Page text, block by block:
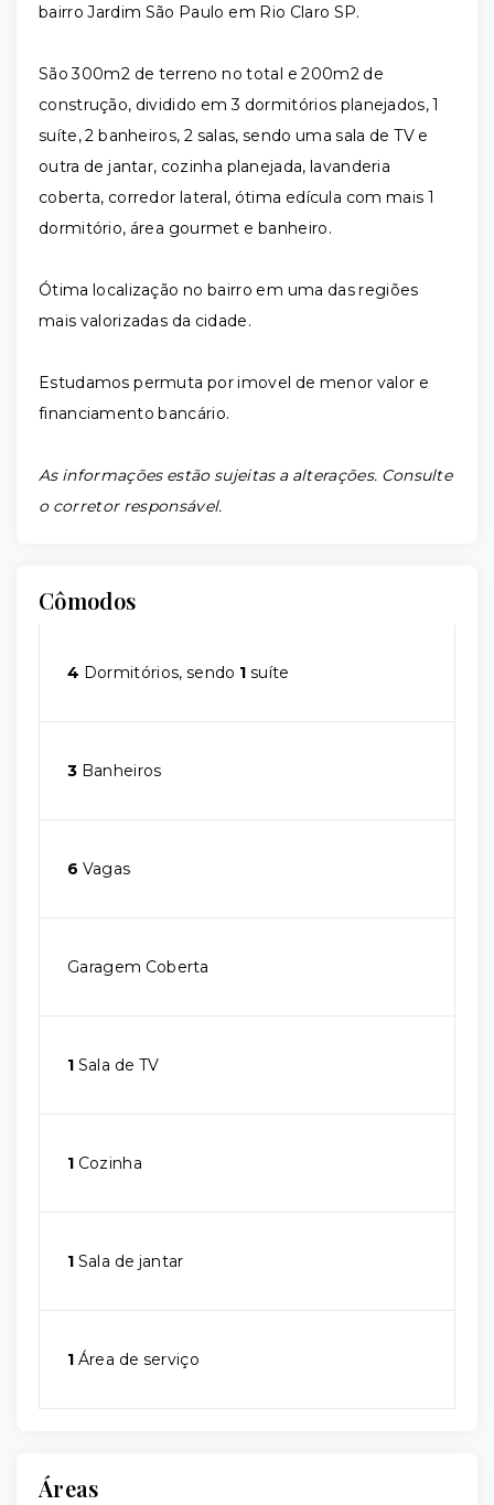
bairro Jardim São Paulo em Rio Claro SP.
São 300m2 de terreno no total e 200m2 de
construção, dividido em 3 dormitórios planejados, 1
suíte, 2 banheiros, 2 salas, sendo uma sala de TV e
outra de jantar, cozinha planejada, lavanderia
coberta, corredor lateral, ótima edícula com mais 1
dormitório, área gourmet e banheiro.
Ótima localização no bairro em uma das regiões
mais valorizadas da cidade.
Estudamos permuta por imovel de menor valor e
financiamento bancário.
As informações estão sujeitas a alterações. Consulte
o corretor responsável.
Cômodos
4 Dormitórios, sendo 1 suíte
3 Banheiros
6 Vagas
Garagem Coberta
1 Sala de TV
1 Cozinha
1 Sala de jantar
1 Área de serviço
Áreas